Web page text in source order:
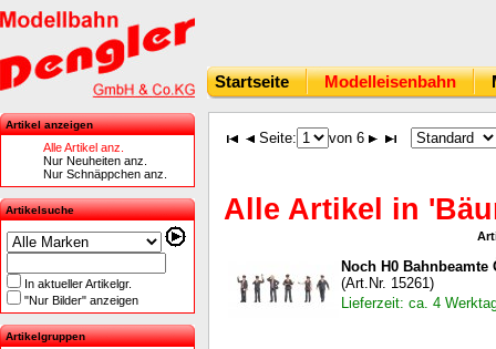
Startseite Modelleisenbahn
Artikel anzeigen
Alle Artikel anz.
Nur Neuheiten anz.
Nur Schnäppchen anz.
Artikelsuche
In aktueller Artikelgr.
"Nur Bilder" anzeigen
Artikelgruppen
Seite: von 6
Alle Artikel in
Noch H0 Bahnbeamte
(Art.Nr. 15261)
Lieferzeit: ca. 4